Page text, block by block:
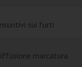
sui furti
marcatura